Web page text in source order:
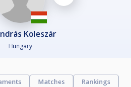
Koleszár
Hungary
Matches
Rankings